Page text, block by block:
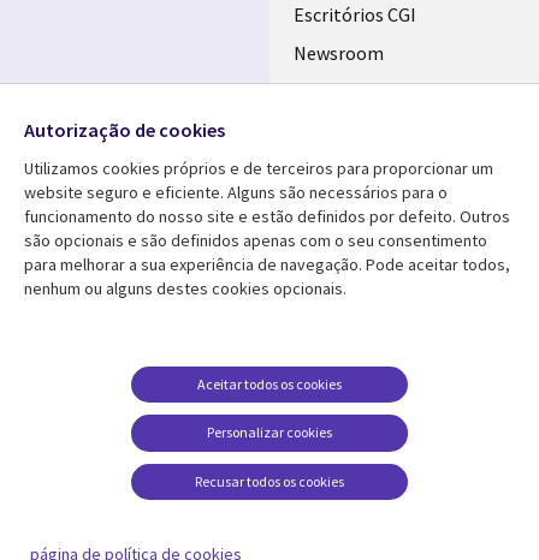
Escritórios CGI
Newsroom
Ecossistema de
Fusões
Media Center
Library
PORTUGAL
AJUDA
Legal
Acessibilidade
Ethics-Hotline
Legal
Centro de Gestão de
Social
Media
PORTUGAL
Autorização de cookies
Utilizamos cookies próprios e de terceiros para proporcionar um
website seguro e eficiente. Alguns são necessários para o
funcionamento do nosso site e estão definidos por defeito. Outros
são opcionais e são definidos apenas com o seu consentimento
para melhorar a sua experiência de navegação. Pode aceitar todos,
nenhum ou alguns destes cookies opcionais.
Personalizar cookies
Aceitar todos os cookies
Recusar todos os cookies
página de política de cookies